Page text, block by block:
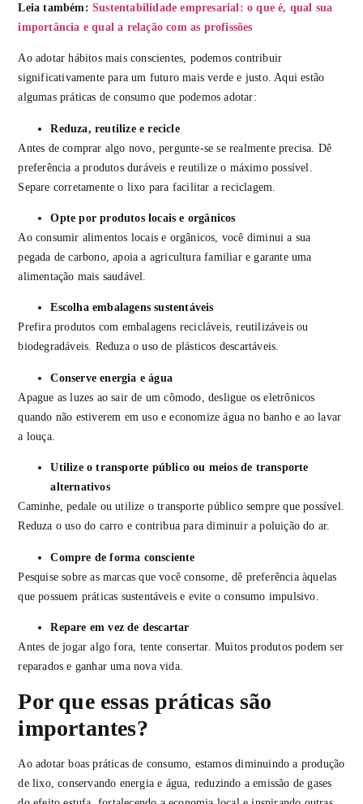
Leia também:Sustentabilidade empresarial: o que é, qual sua
importância e qual a relação com as profissões
Ao adotar hábitos mais conscientes, podemos contribuir
significativamente para um futuro mais verde e justo. Aqui estão
algumas práticas de consumo que podemos adotar:
Reduza, reutilize e recicle
Antes de comprar algo novo, pergunte-se se realmente precisa. Dê
preferência a produtos duráveis e reutilize o máximo possível.
Separe corretamente o lixo para facilitar a reciclagem.
Opte por produtos locais e orgânicos
Ao consumir alimentos locais e orgânicos, você diminui a sua
pegada de carbono, apoia a agricultura familiar e garante uma
alimentação mais saudável.
Escolha embalagens sustentáveis
Prefira produtos com embalagens recicláveis, reutilizáveis ou
biodegradáveis. Reduza o uso de plásticos descartáveis.
Conserve energia e água
Apague as luzes ao sair de um cômodo, desligue os eletrônicos
quando não estiverem em uso e economize água no banho e ao lavar
a louça.
Utilize o transporte público ou meios de transporte
alternativos
Caminhe, pedale ou utilize o transporte público sempre que possível.
Reduza o uso do carro e contribua para diminuir a poluição do ar.
Compre de forma consciente
Pesquise sobre as marcas que você consome, dê preferência àquelas
que possuem práticas sustentáveis e evite o consumo impulsivo.
Repare em vez de descartar
Antes de jogar algo fora, tente consertar. Muitos produtos podem ser
reparados e ganhar uma nova vida.
Por que essas práticas são
importantes?
Ao adotar boas práticas de consumo, estamos diminuindo a produção
de lixo, conservando energia e água, reduzindo a emissão de gases